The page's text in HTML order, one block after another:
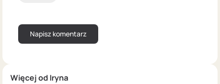
Więcej od Iryna